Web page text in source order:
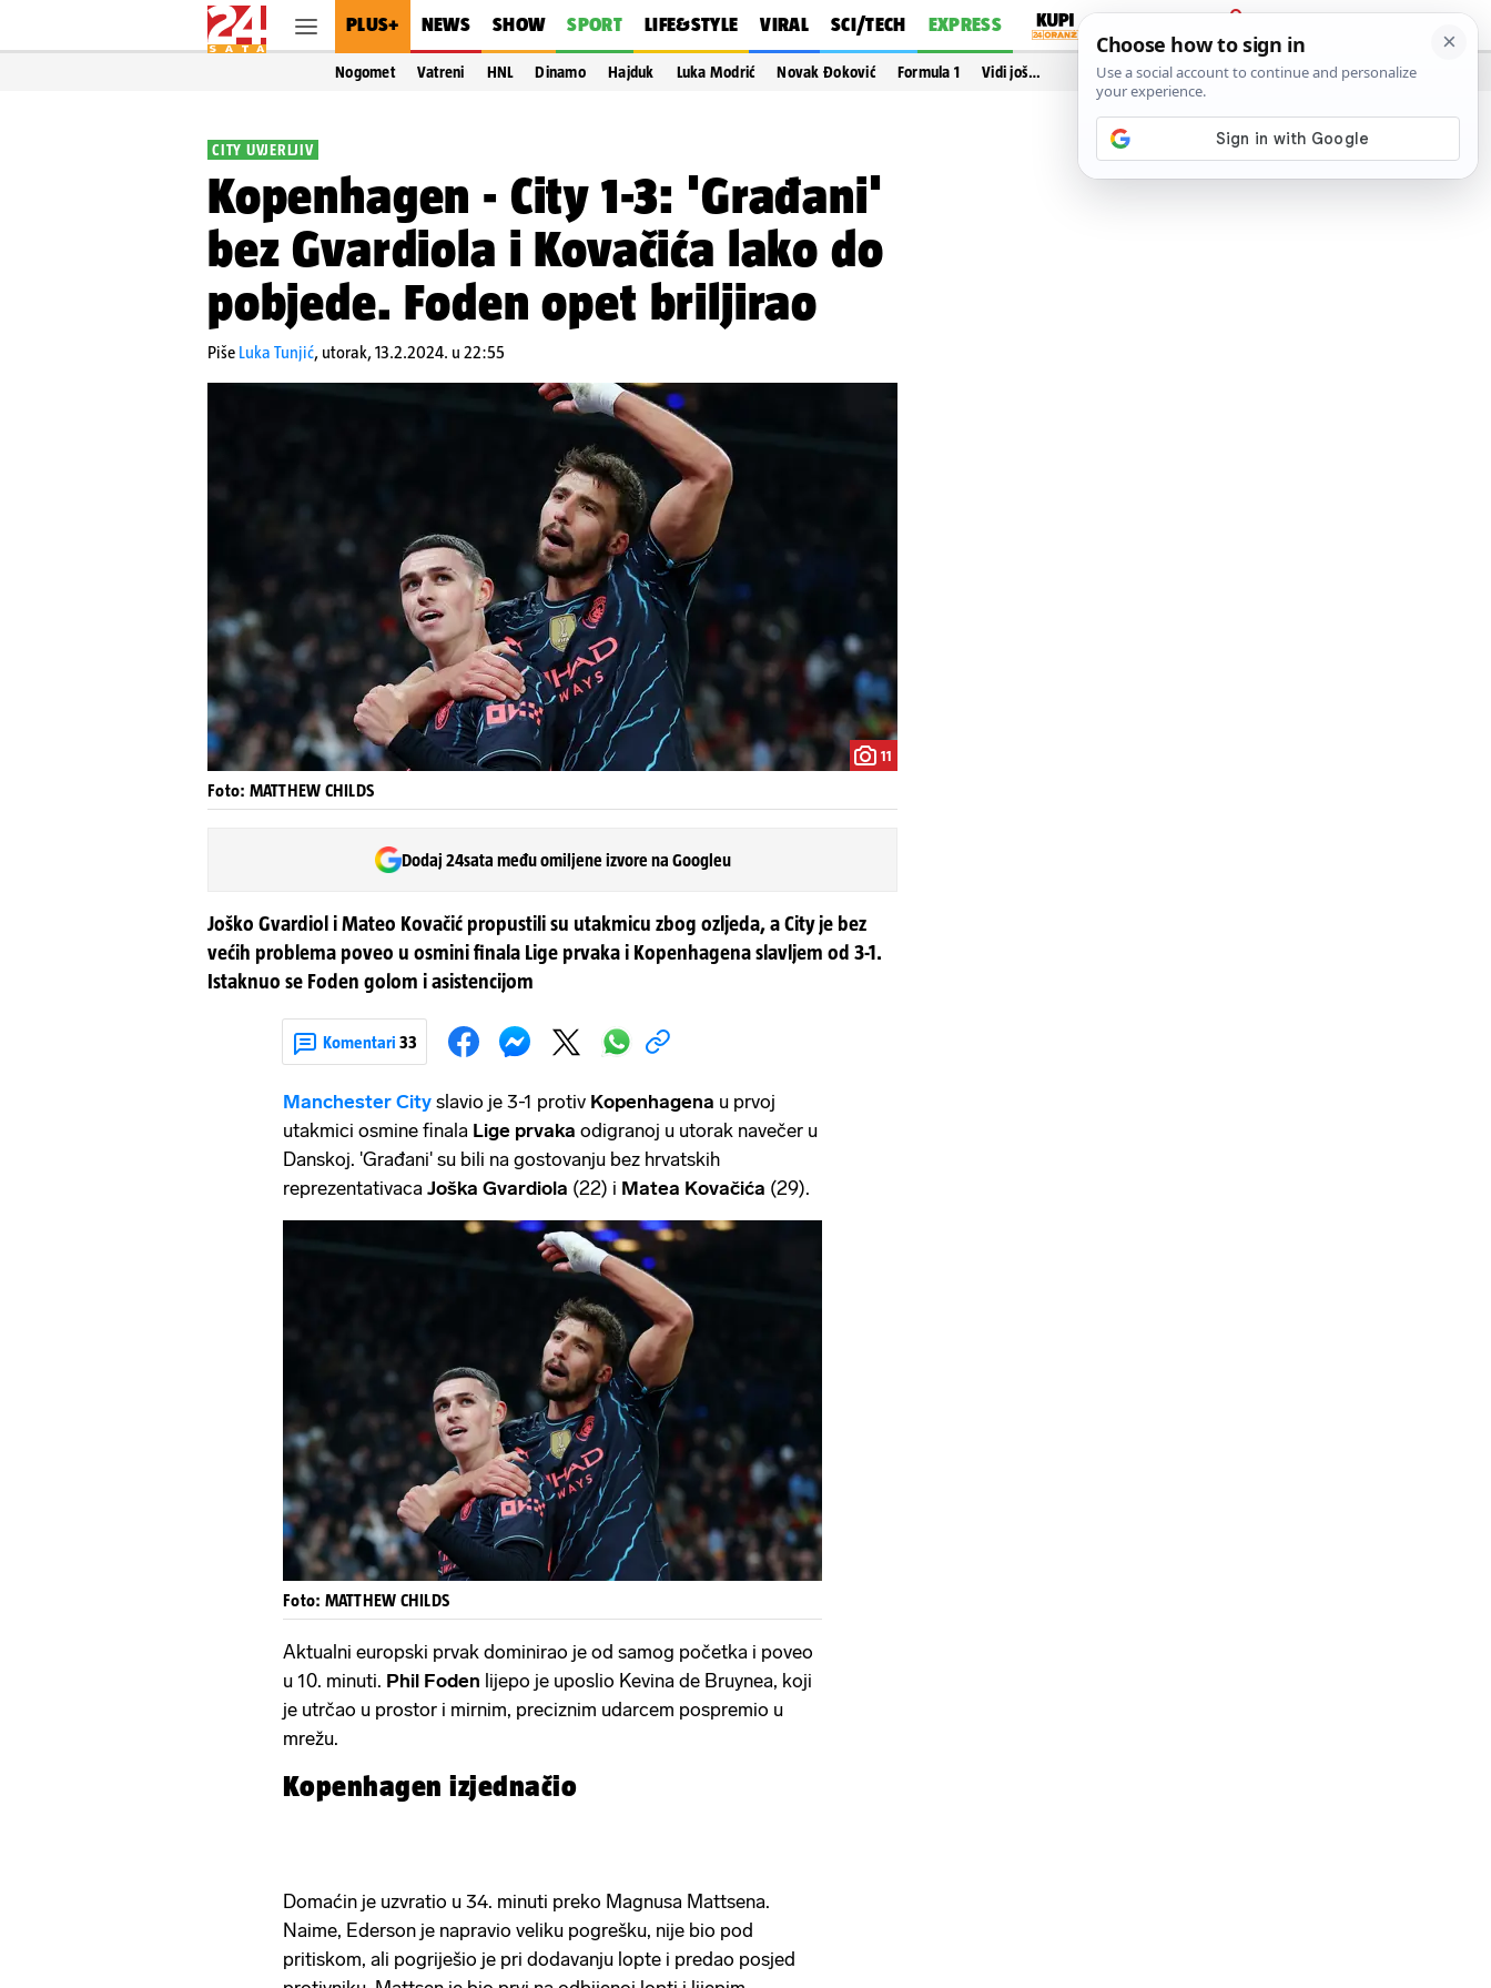
PLUS+ NEWS SHOW SPORT LIFE&STYLE VIRAL SCI/TECH EXPRESS
PRIJAVA
Nogomet Vatreni HNL Dinamo Hajduk Luka Modrić Novak Đoković Formula 1 Vidi još…
CITY UVJERLJIV
Kopenhagen - City 1-3: 'Građani'
bez Gvardiola i Kovačića lako do
pobjede. Foden opet briljirao
Piše Luka Tunjić, utorak, 13.2.2024. u 22:55
11
Foto: MATTHEW CHILDS
Dodaj 24sata među omiljene izvore na Googleu
Joško Gvardiol i Mateo Kovačić propustili su utakmicu zbog ozljeda, a City je bez
većih problema poveo u osmini finala Lige prvaka i Kopenhagena slavljem od 3-1.
Istaknuo se Foden golom i asistencijom
Komentari 33
Manchester City slavio je 3-1 protiv Kopenhagena u prvoj
utakmici osmine finala Lige prvaka odigranoj u utorak navečer u
Danskoj. 'Građani' su bili na gostovanju bez hrvatskih
reprezentativaca Joška Gvardiola (22) i Matea Kovačića (29).
Foto: MATTHEW CHILDS
Aktualni europski prvak dominirao je od samog početka i poveo
u 10. minuti. Phil Foden lijepo je uposlio Kevina de Bruynea, koji
je utrčao u prostor i mirnim, preciznim udarcem pospremio u
mrežu.
Kopenhagen izjednačio
Domaćin je uzvratio u 34. minuti preko Magnusa Mattsena.
Naime, Ederson je napravio veliku pogrešku, nije bio pod
pritiskom, ali pogriješio je pri dodavanju lopte i predao posjed